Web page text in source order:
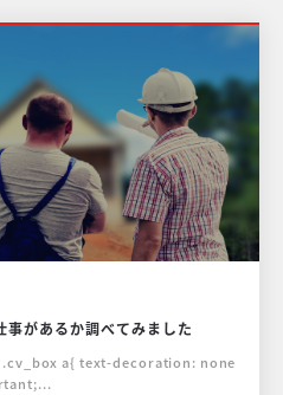
事があるか調べてみました